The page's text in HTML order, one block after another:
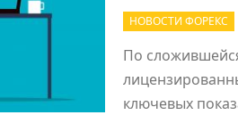
НОВОСТИ ФОРЕКС
По
ключевых